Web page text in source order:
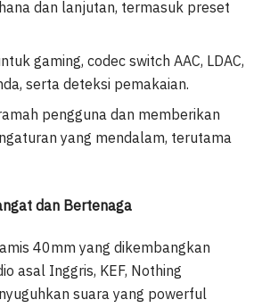
dan lanjutan, termasuk preset
gaming, codec switch AAC, LDAC,
serta deteksi pemakaian.
pengguna dan memberikan
yang mendalam, terutama
dan Bertenaga
40mm yang dikembangkan
asal Inggris, KEF, Nothing
suara yang powerful